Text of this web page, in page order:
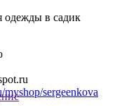
одежды в садик
sergeenkova